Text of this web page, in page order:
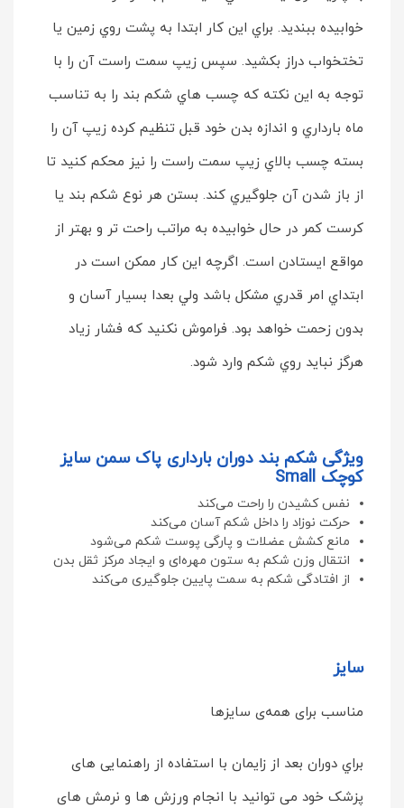
خوابيده ببنديد. براي اين كار ابتدا به پشت روي زمين يا
تختخواب دراز بكشيد. سپس زيپ سمت راست آن را با
توجه به اين نكته كه چسب هاي شكم بند را به تناسب
ماه بارداري و اندازه بدن خود قبل تنظيم كرده زيپ آن را
بسته چسب بالاي زيپ سمت راست را نيز محكم كنيد تا
از باز شدن آن جلوگيري كند. بستن هر نوع شكم بند يا
كرست كمر در حال خوابيده به مراتب راحت تر و بهتر از
مواقع ايستادن است. اگرچه اين كار ممكن است در
ابتداي امر قدري مشكل باشد ولي بعدا بسيار آسان و
بدون زحمت خواهد بود. فراموش نكنيد كه فشار زياد
هرگز نبايد روي شكم وارد شود.
ویژگی شكم بند دوران بارداری پاک سمن سایز
کوچک Small
نفس کشیدن را راحت می‌کند
حرکت نوزاد را داخل شکم آسان می‌کند
مانع کشش عضلات و پارگی پوست شکم می‌شود
انتقال وزن شکم به ستون مهره‌ای و ایجاد مرکز ثقل بدن
از افتادگی شکم به سمت پایین جلوگیری می‌کند
سایز
مناسب برای همه‌ی سایزها
براي دوران بعد از زايمان با استفاده از راهنمايی های
پزشک خود می توانيد با انجام ورزش ها و نرمش های